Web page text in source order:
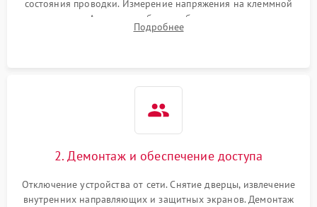
состояния проводки. Измерение напряжения на клеммной
колодке. Анализ жалоб на проблемы с нагревом,
конвекцией, панелью управления или блокировкой дверцы.
Подробнее
2. Демонтаж и обеспечение доступа
Отключение устройства от сети. Снятие дверцы, извлечение
внутренних направляющих и защитных экранов. Демонтаж